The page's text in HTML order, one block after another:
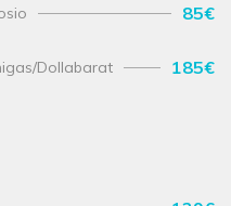
85€
Dollabarat 185€